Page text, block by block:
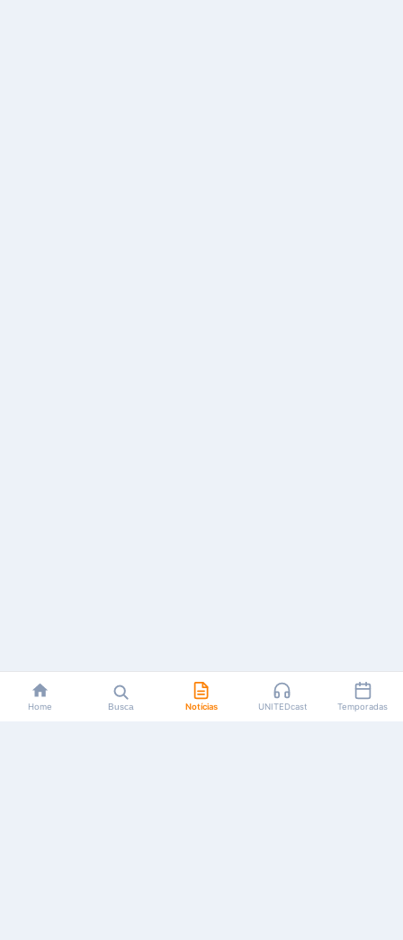
Home Busca Notícias UNITEDcast Temporadas